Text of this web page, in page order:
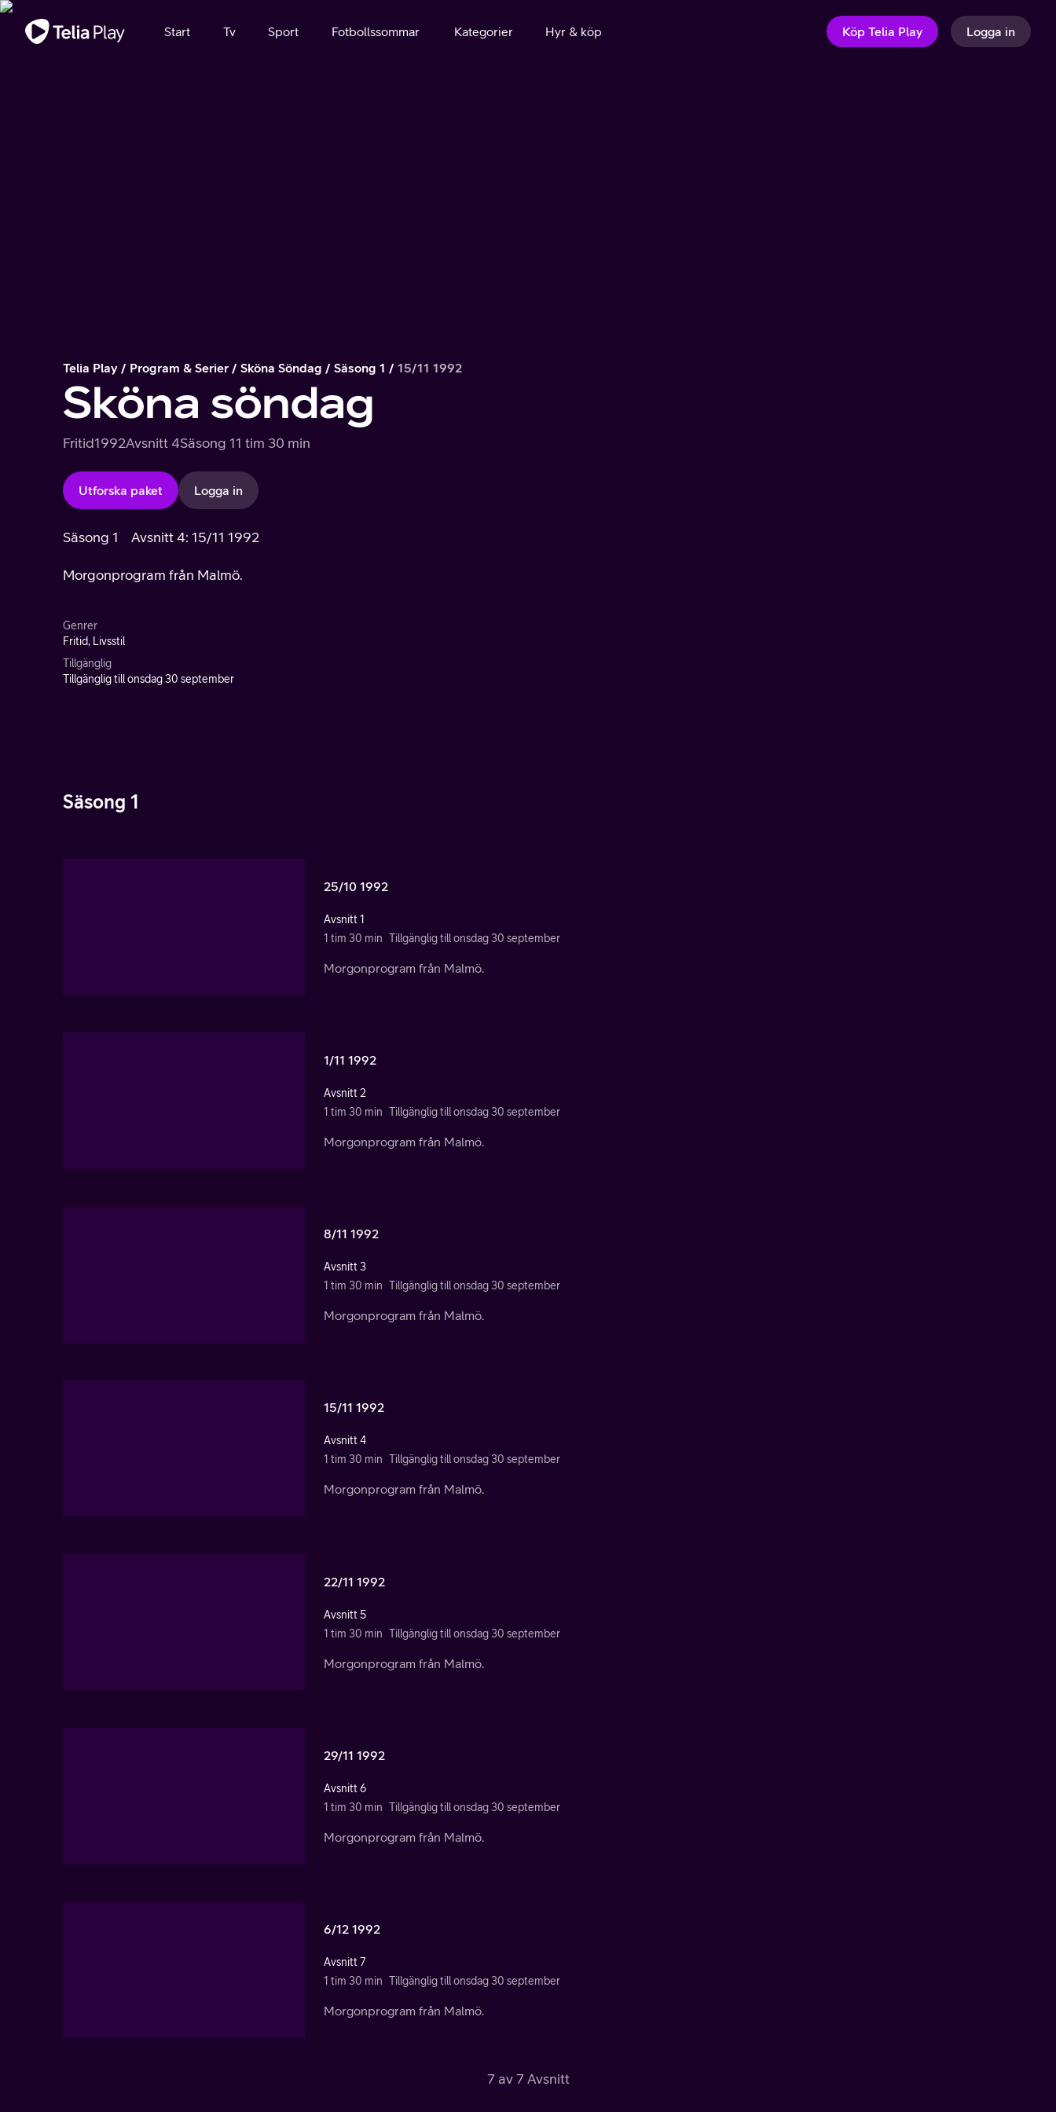
Viktigt meddelande
Start Tv Sport Fotbollssommar Kategorier Hyr & köp Köp Telia Play Logga in
Telia Play Program & Serier Sköna Söndag Säsong 1 15/11 1992
Sköna söndag
Fritid1992Avsnitt 4Säsong 11 tim 30 min
Utforska paket Logga in
Säsong 1 Avsnitt 4: 15/11 1992
Morgonprogram från Malmö.
Genrer
Fritid, Livsstil
Tillgänglig
Tillgänglig till onsdag 30 september
Säsong 1
25/10 1992
Avsnitt 1
1 tim 30 min Tillgänglig till onsdag 30 september
Morgonprogram från Malmö.
1/11 1992
Avsnitt 2
1 tim 30 min Tillgänglig till onsdag 30 september
Morgonprogram från Malmö.
8/11 1992
Avsnitt 3
1 tim 30 min Tillgänglig till onsdag 30 september
Morgonprogram från Malmö.
15/11 1992
Avsnitt 4
1 tim 30 min Tillgänglig till onsdag 30 september
Morgonprogram från Malmö.
22/11 1992
Avsnitt 5
1 tim 30 min Tillgänglig till onsdag 30 september
Morgonprogram från Malmö.
29/11 1992
Avsnitt 6
1 tim 30 min Tillgänglig till onsdag 30 september
Morgonprogram från Malmö.
6/12 1992
Avsnitt 7
1 tim 30 min Tillgänglig till onsdag 30 september
Morgonprogram från Malmö.
7 av 7 Avsnitt